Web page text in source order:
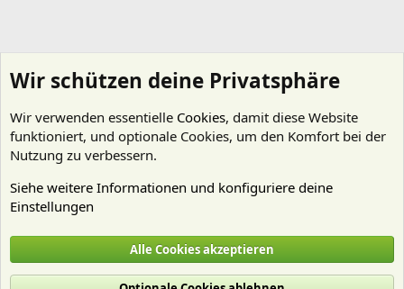
Cookies
Deutsch (Du)
Wir schützen deine Privatsphäre
Wir verwenden essentielle Cookies, damit diese Website
funktioniert, und optionale Cookies, um den Komfort bei der
Nutzung zu verbessern.
Siehe weitere Informationen und konfiguriere deine
Einstellungen
Alle Cookies akzeptieren